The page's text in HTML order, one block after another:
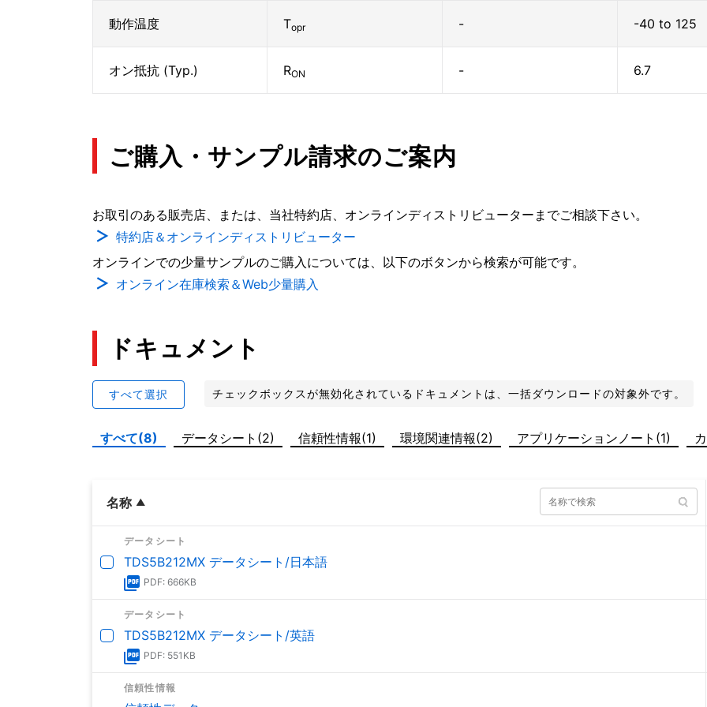
動作温度 Topr - -40 to 125
オン抵抗 (Typ.) RON - 6.7
ご購入・サンプル請求のご案内
お取引のある販売店、または、当社特約店、オンラインディストリビューターまでご相談下さい。
特約店＆オンラインディストリビューター
オンラインでの少量サンプルのご購入については、以下のボタンから検索が可能です。
オンライン在庫検索＆Web少量購入
ドキュメント
すべて選択 チェックボックスが無効化されているドキュメントは、一括ダウンロードの対象外です。
すべて(8) データシート(2) 信頼性情報(1) 環境関連情報(2) アプリケーションノート(1)
名称
データシート
TDS5B212MX データシート/日本語
PDF: 666KB
データシート
TDS5B212MX データシート/英語
PDF: 551KB
信頼性情報